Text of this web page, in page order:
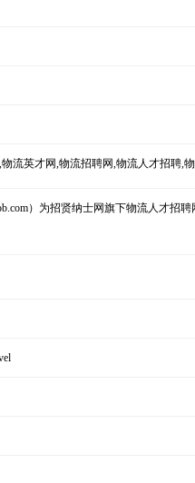
流英才网,物流招聘网,物流人才招聘,
）为招贤纳士网旗下物流人才招